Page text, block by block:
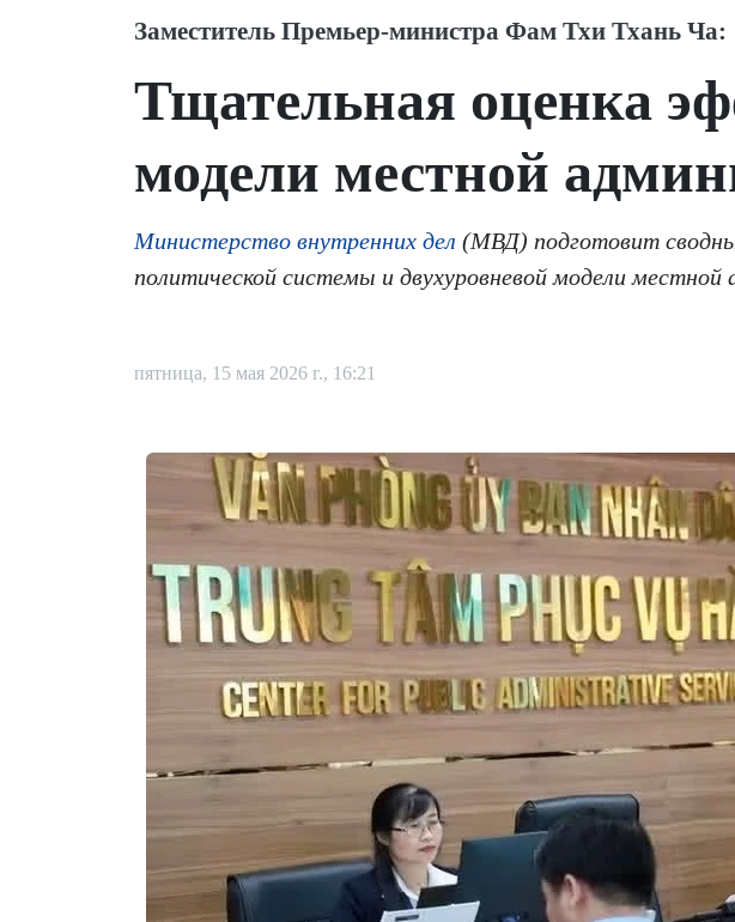
Заместитель Премьер-министра Фам Тхи Тхань Ча:
Тщательная оценка
модели местной
Министерство внутренних дел (МВД) подготовит
политической системы и двухуровневой модели местной
пятница, 15 мая 2026 г., 16:21